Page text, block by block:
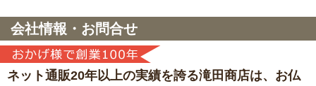
会社情報・お問合せ
ネット通販20年以上の実績を誇る滝田商店は、 お仏